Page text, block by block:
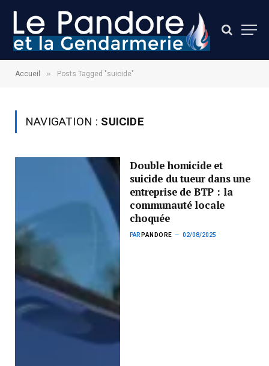
Accueil » Posts Tagged "suicide"
NAVIGATION : SUICIDE
Double homicide et
suicide du tueur dans une
entreprise de BTP : la
communauté locale
choquée
PAR PANDORE 02/08/2025